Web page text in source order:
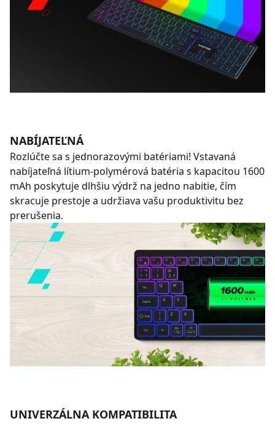
NABÍJATEĽNÁ
Rozlúčte sa s jednorazovými batériami! Vstavaná
nabíjateľná lítium-polymérová batéria s kapacitou 1600
mAh poskytuje dlhšiu výdrž na jedno nabitie, čím
skracuje prestoje a udržiava vašu produktivitu bez
prerušenia.
UNIVERZÁLNA KOMPATIBILITA